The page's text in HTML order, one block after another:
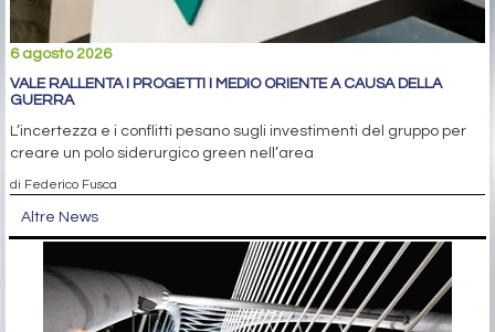
6 agosto 2026
VALE RALLENTA I PROGETTI I MEDIO ORIENTE A CAUSA DELLA
GUERRA
L’incertezza e i conflitti pesano sugli investimenti del gruppo per
creare un polo siderurgico green nell’area
di Federico Fusca
Altre News